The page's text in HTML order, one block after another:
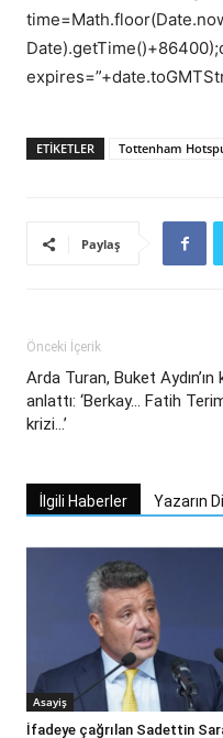
ETIKETLER Tottenham
Paylaş
Önceki İçerik
Arda Turan, Buket
anlattı: ‘Berkay… Fatih
krizi…’
İlgili Haberler Yazarın
Asayiş
İfadeye çağrılan Sadettin